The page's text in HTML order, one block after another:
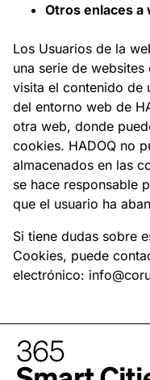
Otros enlaces a
Los Usuarios de la
una serie de
visita el contenido de
del entorno web de
otra web, donde
cookies. HADOQ no
almacenados en las
se hace responsable
que el usuario ha
Si tiene dudas sobre
Cookies, puede
electrónico: